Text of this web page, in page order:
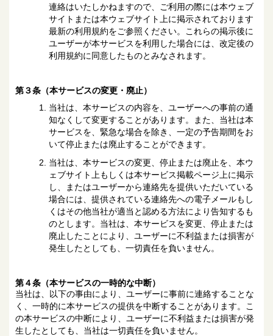
連絡はいたしかねますので、ご利用の際には本ウェブ
サイトまたは本ウェブサイト上に掲示されております
最新の利用規約をご参照ください。これらの掲示後に
ユーザーが本サービスを利用した場合には、改定後の
利用規約に同意したものとみなされます。
第３条（本サービスの変更・廃止）
当社は、本サービスの内容を、ユーザーへの事前の通
知なくして変更することがあります。また、当社は本
サービスを、緊急な場合を除き、一定の予告期間をお
いて停止または廃止することができます。
当社は、本サービスの変更、停止または廃止を、本ウ
ェブサイト上もしくは本サービス掲載ページ上に掲示
し、またはユーザーから連絡先を提供いただいている
場合には、提供されている連絡先への電子メールもし
くはその他当社が適当と認める方法により告知するも
のとします。当社は、本サービスを変更、停止または
廃止したことにより、ユーザーに不利益または損害が
発生したとしても、一切責任を負いません。
第４条（本サービスの一時的な中断）
当社は、以下の事由により、ユーザーに事前に連絡することな
く、一時的に本サービスの提供を中断することがあります。こ
の本サービスの中断により、ユーザーに不利益または損害が発
生したとしても、当社は一切責任を負いません。